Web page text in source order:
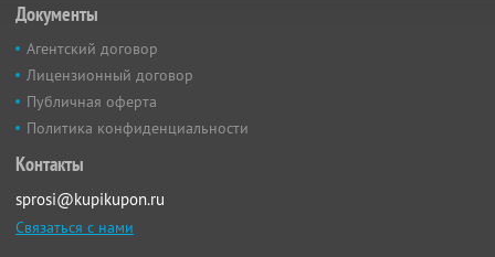
Документы
Агентский договор
Лицензионный договор
Публичная оферта
Политика конфиденциальности
Контакты
sprosi@kupikupon.ru
Связаться с нами